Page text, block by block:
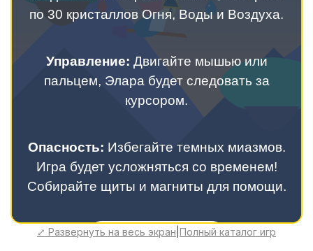
⤢ Развернуть на весь экран Полный каталог игр